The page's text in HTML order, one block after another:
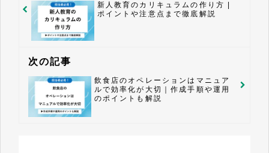
新人教育のカリキュラムの作り方 |
ポイントや注意点まで徹底解説
次の記事
飲食店のオペレーションはマニュア
ルで効率化が大切｜作成手順や運用
のポイントも解説